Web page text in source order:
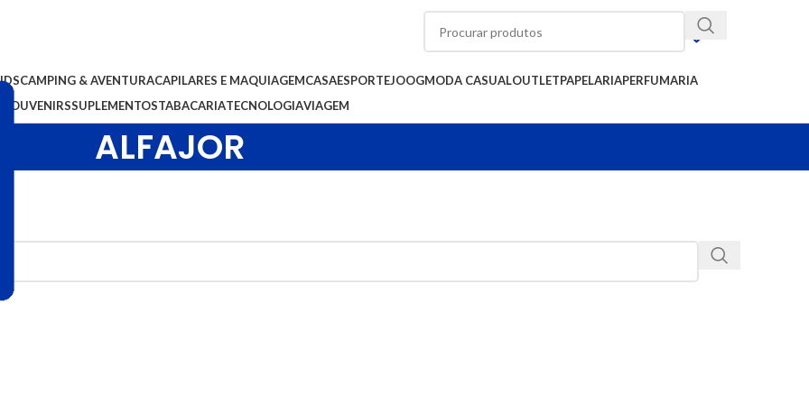
CAMPING & AVENTURACAPILARES E MAQUIAGEMCASAESPORTEJOOGMODA CASUALOUTLETPAPELARIAPERFUMARIA
SOUVENIRSSUPLEMENTOSTABACARIATECNOLOGIAVIAGEM
ALFAJOR